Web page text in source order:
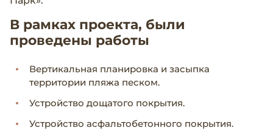
В рамках проекта, были
проведены работы
Вертикальная планировка и засыпка
территории пляжа песком.
Устройство дощатого покрытия.
Устройство асфальтобетонного покрытия.